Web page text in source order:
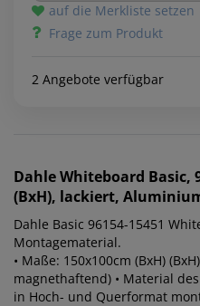
auf die Merkliste setzen
Frage zum Produkt
2 Angebote verfügbar
DahleWhiteboard Basic,
(BxH), lackiert,
Dahle Basic 96154-15451
Montagematerial.
• Maße: 150x100cm (BxH)
magnethaftend) • Material
in Hoch- und Querformat